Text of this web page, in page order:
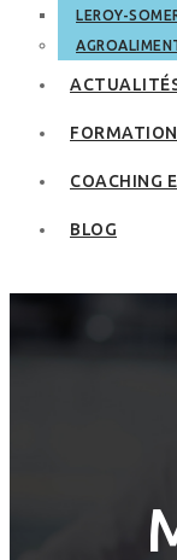
LEROY-
COACHING
BLOG